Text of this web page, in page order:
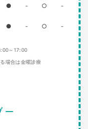
● - ○ -
● - ○ -
～17:00
場合は金曜診療
ー